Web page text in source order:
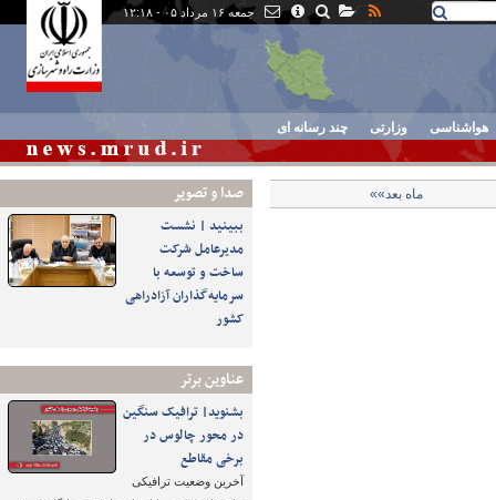
جمعه ۱۶ مرداد ۰۵ - ۱۲:۱۸
هواشناسی وزارتی چند رسانه ای
صدا و تصوير
ببینید | نشست
مدیرعامل شرکت
ساخت و توسعه با
سرمایه‌گذاران آزادراهی
کشور
عناوین برتر
بشنوید| ترافیک سنگین
در محور چالوس در
برخی مقاطع
آخرین وضعیت ترافیکی
ماه بعد»»